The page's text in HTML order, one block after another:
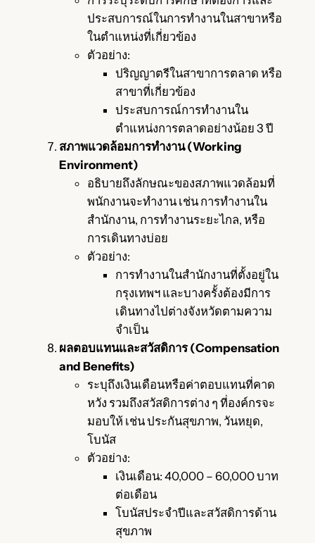
ประสบการณ์ในการทำงานในสาขาหรือ
ในตำแหน่งที่เกี่ยวข้อง
ตัวอย่าง:
ปริญญาตรีในสาขาการตลาด หรือ
สาขาที่เกี่ยวข้อง
ประสบการณ์การทำงานใน
ตำแหน่งการตลาดอย่างน้อย 3 ปี
สภาพแวดล้อมการทำงาน (Working
Environment)
อธิบายถึงลักษณะของสภาพแวดล้อมที่
พนักงานจะทำงาน เช่น การทำงานใน
สำนักงาน, การทำงานระยะไกล, หรือ
การเดินทางบ่อย
ตัวอย่าง:
การทำงานในสำนักงานที่ตั้งอยู่ใน
กรุงเทพฯ และบางครั้งต้องมีการ
เดินทางไปต่างจังหวัดตามความ
จำเป็น
ผลตอบแทนและสวัสดิการ (Compensation
and Benefits)
ระบุถึงเงินเดือนหรือค่าตอบแทนที่คาด
หวัง รวมถึงสวัสดิการต่าง ๆ ที่องค์กรจะ
มอบให้ เช่น ประกันสุขภาพ, วันหยุด,
โบนัส
ตัวอย่าง:
เงินเดือน: 40,000 – 60,000 บาท
ต่อเดือน
โบนัสประจำปีและสวัสดิการด้าน
สุขภาพ